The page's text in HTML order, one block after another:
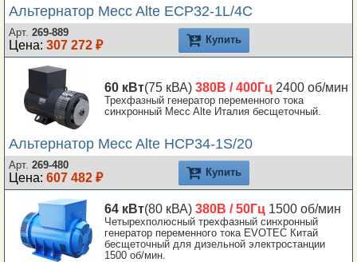
Альтернатор Mecc Alte ECP32-1L/4C
Арт. 269-889
Цена: 307 272 ₽ Купить
60 кВт(75 кВА) 380В / 400Гц 2400 об/мин
Трехфазный генератор переменного тока
синхронный Mecc Alte Италия бесщеточный.
Альтернатор Mecc Alte HCP34-1S/20
Арт. 269-480
Цена: 607 482 ₽ Купить
64 кВт(80 кВА) 380В / 50Гц 1500 об/мин
Четырехполюсный трехфазный синхронный
генератор переменного тока EVOTEC Китай
бесщеточный для дизельной электростанции
1500 об/мин.